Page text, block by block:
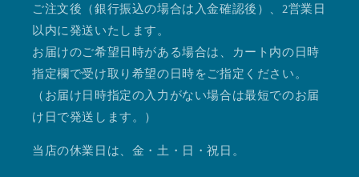
ご注文後（銀行振込の場合は入金確認後）、2営業日
以内に発送いたします。
お届けのご希望日時がある場合は、カート内の日時
指定欄で受け取り希望の日時をご指定ください。
（お届け日時指定の入力がない場合は最短でのお届
け日で発送します。）
当店の休業日は、金・土・日・祝日。